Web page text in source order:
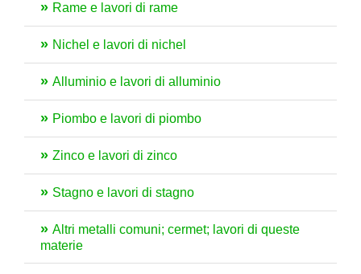
Rame e lavori di rame
Nichel e lavori di nichel
Alluminio e lavori di alluminio
Piombo e lavori di piombo
Zinco e lavori di zinco
Stagno e lavori di stagno
Altri metalli comuni; cermet; lavori di queste
materie